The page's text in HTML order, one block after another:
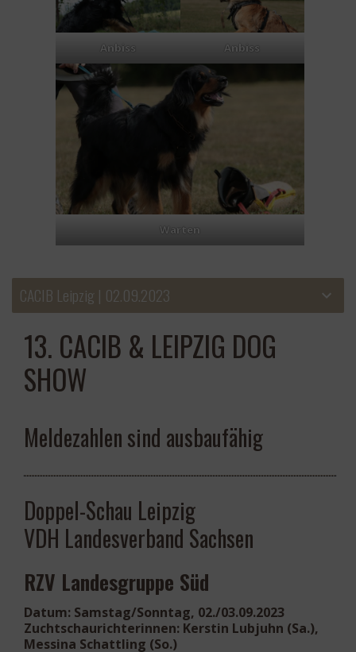
Anbiss Anbiss
Warten
CACIB Leipzig | 02.09.2023
13. CACIB & LEIPZIG DOG
SHOW
Meldezahlen sind ausbaufähig
Doppel-Schau Leipzig
VDH Landesverband Sachsen
RZV Landesgruppe Süd
Datum: Samstag/Sonntag, 02./03.09.2023
Zuchtschaurichterinnen: Kerstin Lubjuhn (Sa.),
Messina Schattling (So.)